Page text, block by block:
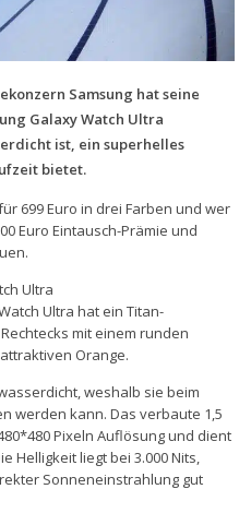
Samsung hat seine
Galaxy Watch Ultra
ist, ein superhelles
bietet.
699 Euro in drei Farben und wer
Euro Eintausch-Prämie und
Ultra
Ultra hat ein Titan-
mit einem runden
Orange.
weshalb sie beim
werden kann. Das verbaute 1,5
Pixeln Auflösung und dient
Helligkeit liegt bei 3.000 Nits,
Sonneneinstrahlung gut